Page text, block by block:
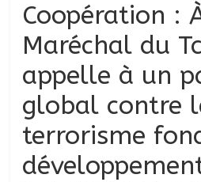
Coopération :
Maréchal du
appelle à un
global contre
terrorisme